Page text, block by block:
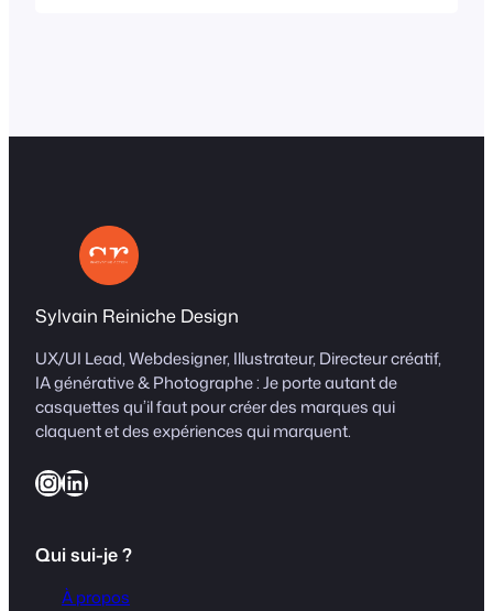
Sylvain Reiniche Design
UX/UI Lead, Webdesigner, Illustrateur, Directeur créatif,
IA générative & Photographe : Je porte autant de
casquettes qu’il faut pour créer des marques qui
claquent et des expériences qui marquent.
InstagramLinkedIn
Qui sui-je ?
À propos